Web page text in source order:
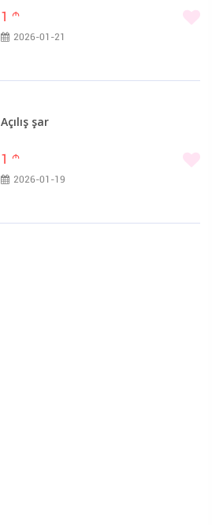
1 m
2026-01-21
Açılış şar
1 m
2026-01-19